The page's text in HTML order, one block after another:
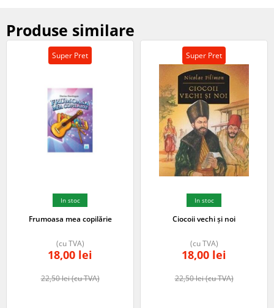
Produse similare
Super Pret
In stoc
Frumoasa mea copilărie
22,50lei(cu TVA)
18,00 lei
(cu TVA)
Super Pret
In stoc
Ciocoii vechi și noi
22,50lei(cu TVA)
18,00 lei
(cu TVA)